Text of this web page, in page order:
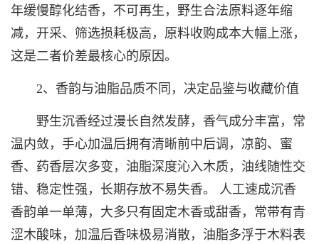
年缓慢醇化结香，不可再生，野生合法原料逐年缩
减，开采、筛选损耗极高，原料收购成本大幅上涨，
这是二者价差最核心的原因。
2、香韵与油脂品质不同，决定品鉴与收藏价值
野生沉香经过漫长自然发酵，香气成分丰富，常
温内敛，手心加温后拥有清晰前中后调，凉韵、蜜
香、药香层次多变，油脂深度沁入木质，油线随性交
错、稳定性强，长期存放不易失香。 人工速成沉香
香韵单一单薄，大多只有固定木香或甜香，常带有青
涩木酸味，加温后香味极易消散，油脂多浮于木料表